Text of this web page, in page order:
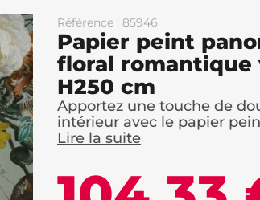
Référence : 85946
Papier peint
floral romantique
H250 cm
Apportez une touche de
intérieur avec le papier
Lire la suite